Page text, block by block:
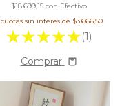
$18.699,15 con Efectivo
cuotas sin interés de $3.666,50
(1)
Comprar